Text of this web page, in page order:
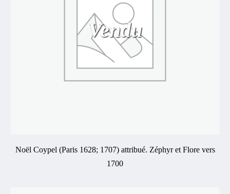
Vendu
Noël Coypel (Paris 1628; 1707) attribué. Zéphyr et Flore vers
1700